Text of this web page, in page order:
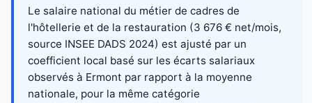
Le salaire national du métier de cadres de
l'hôtellerie et de la restauration (3 676 € net/mois,
source INSEE DADS 2024) est ajusté par un
coefficient local basé sur les écarts salariaux
observés à Ermont par rapport à la moyenne
nationale, pour la même catégorie